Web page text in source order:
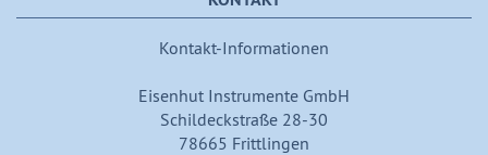
Kontakt-Informationen
Eisenhut Instrumente GmbH
Schildeckstraße 28-30
78665 Frittlingen